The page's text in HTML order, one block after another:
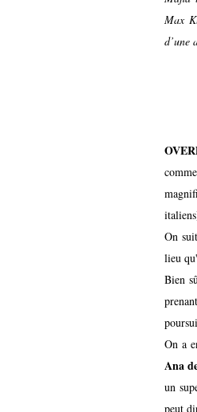
Max
d’une
On
lieu
Bien
On a
Ana
un
peut